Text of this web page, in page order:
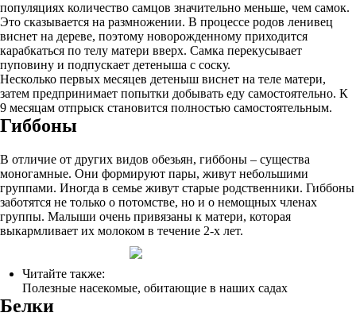
популяциях количество самцов значительно меньше, чем самок.
Это сказывается на размножении. В процессе родов ленивец
виснет на дереве, поэтому новорожденному приходится
карабкаться по телу матери вверх. Самка перекусывает
пуповину и подпускает детеныша с соску.
Несколько первых месяцев детеныш виснет на теле матери,
затем предпринимает попытки добывать еду самостоятельно. К
9 месяцам отпрыск становится полностью самостоятельным.
Гиббоны
В отличие от других видов обезьян, гиббоны – существа
моногамные. Они формируют пары, живут небольшими
группами. Иногда в семье живут старые родственники. Гиббоны
заботятся не только о потомстве, но и о немощных членах
группы. Малыши очень привязаны к матери, которая
выкармливает их молоком в течение 2-х лет.
Читайте также:
Полезные насекомые, обитающие в наших садах
Белки